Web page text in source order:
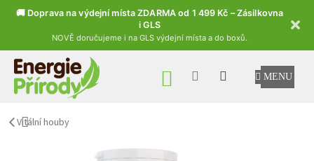
🚚 Doprava na výdejní místa ZDARMA od 1 499 Kč – Zásilkovna
i GLS
NOVĚ doručujeme i na GLS výdejní místa a do boxů.
Přejít na obsah
NÁKUPNÍ KOŠÍK
Vitální houby